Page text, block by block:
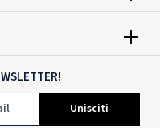
Unisciti